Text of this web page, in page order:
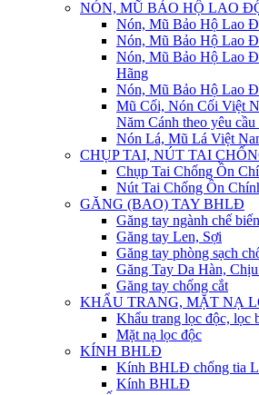
NÓN, MŨ BẢO HỘ LAO
Nón, Mũ Bảo Hộ Lao
Nón, Mũ Bảo Hộ Lao
Nón, Mũ Bảo Hộ Lao
Hãng
Nón, Mũ Bảo Hộ Lao
Mũ Cối, Nón Cối Việt
Năm Cánh theo yêu
Nón Lá, Mũ Lá Việt
CHỤP TAI, NÚT TAI
Chụp Tai Chống Ồn
Nút Tai Chống Ồn
GĂNG (BAO) TAY BHLĐ
Găng tay ngành chế biến
Găng tay Len, Sợi
Găng tay phòng sạch
Găng Tay Da Hàn,
Găng tay chống cắt
KHẨU TRANG, MẶT NẠ
Khẩu trang lọc độc, lọc
Mặt nạ lọc độc
KÍNH BHLĐ
Kính BHLĐ chống tia
Kính BHLĐ